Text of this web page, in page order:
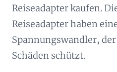
Reiseadapter kaufen.
Reiseadapter haben
Spannungswandler,
Schäden schützt.